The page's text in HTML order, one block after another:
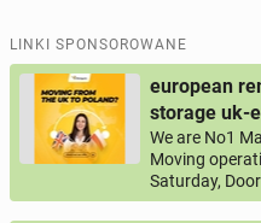
LINKI SPONSOROWANE
european
storage uk-
We are No1
Moving
Saturday,